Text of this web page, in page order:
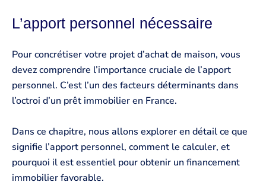
L’apport personnel nécessaire
Pour concrétiser votre projet d’achat de maison, vous
devez comprendre l’importance cruciale de l’apport
personnel. C’est l’un des facteurs déterminants dans
l’octroi d’un prêt immobilier en France.
Dans ce chapitre, nous allons explorer en détail ce que
signifie l’apport personnel, comment le calculer, et
pourquoi il est essentiel pour obtenir un financement
immobilier favorable.